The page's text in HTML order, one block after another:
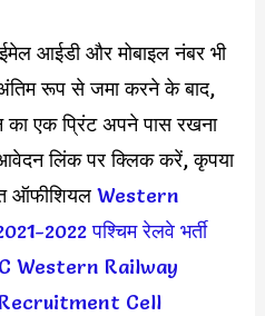
आईडी और मोबाइल नंबर भी
रूप से जमा करने के बाद,
का एक प्रिंट अपने पास रखना
आवेदन लिंक पर क्लिक करें, कृपया
ऑफीशियल Western
2022 पश्चिम रेलवे भर्ती
Western Railway
Cell